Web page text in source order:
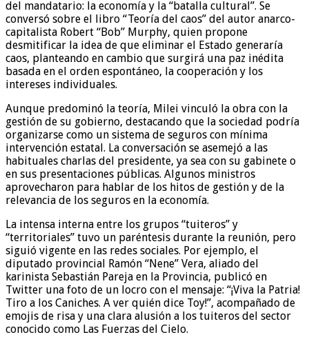
del mandatario: la economía y la “batalla cultural”. Se
conversó sobre el libro “Teoría del caos” del autor anarco-
capitalista Robert “Bob” Murphy, quien propone
desmitificar la idea de que eliminar el Estado generaría
caos, planteando en cambio que surgirá una paz inédita
basada en el orden espontáneo, la cooperación y los
intereses individuales.
Aunque predominó la teoría, Milei vinculó la obra con la
gestión de su gobierno, destacando que la sociedad podría
organizarse como un sistema de seguros con mínima
intervención estatal. La conversación se asemejó a las
habituales charlas del presidente, ya sea con su gabinete o
en sus presentaciones públicas. Algunos ministros
aprovecharon para hablar de los hitos de gestión y de la
relevancia de los seguros en la economía.
La intensa interna entre los grupos “tuiteros” y
“territoriales” tuvo un paréntesis durante la reunión, pero
siguió vigente en las redes sociales. Por ejemplo, el
diputado provincial Ramón “Nene” Vera, aliado del
karinista Sebastián Pareja en la Provincia, publicó en
Twitter una foto de un locro con el mensaje: “¡Viva la Patria!
Tiro a los Caniches. A ver quién dice Toy!”, acompañado de
emojis de risa y una clara alusión a los tuiteros del sector
conocido como Las Fuerzas del Cielo.